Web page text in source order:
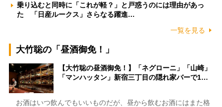
乗り込むと同時に「これが軽？」と戸惑うのには理由があっ
た 「日産ルークス」さらなる躍進…
一覧を見る
大竹聡の「昼酒御免！」
【大竹聡の昼酒御免！】「ネグローニ」「山崎」
「マンハッタン」新宿三丁目の隠れ家バーで1…
お酒はいつ飲んでもいいものだが、昼から飲むお酒にはまた格